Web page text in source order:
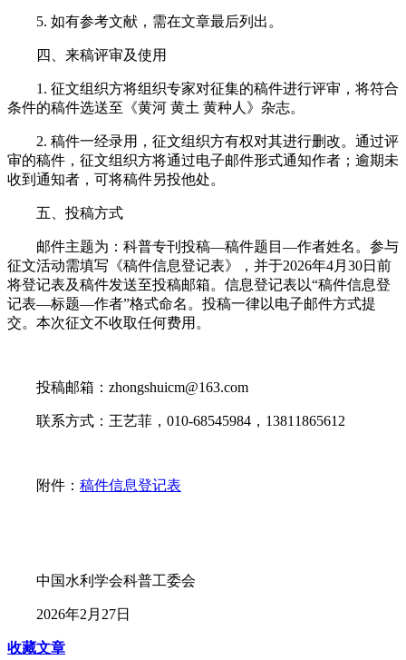
5. 如有参考文献，需在文章最后列出。
四、来稿评审及使用
1. 征文组织方将组织专家对征集的稿件进行评审，将符合
条件的稿件选送至《黄河 黄土 黄种人》杂志。
2. 稿件一经录用，征文组织方有权对其进行删改。通过评
审的稿件，征文组织方将通过电子邮件形式通知作者；逾期未
收到通知者，可将稿件另投他处。
五、投稿方式
邮件主题为：科普专刊投稿—稿件题目—作者姓名。参与
征文活动需填写《稿件信息登记表》，并于2026年4月30日前
将登记表及稿件发送至投稿邮箱。信息登记表以“稿件信息登
记表—标题—作者”格式命名。投稿一律以电子邮件方式提
交。本次征文不收取任何费用。
投稿邮箱：zhongshuicm@163.com
联系方式：王艺菲，010-68545984，13811865612
附件： 稿件信息登记表
中国水利学会科普工委会
2026年2月27日
收藏文章